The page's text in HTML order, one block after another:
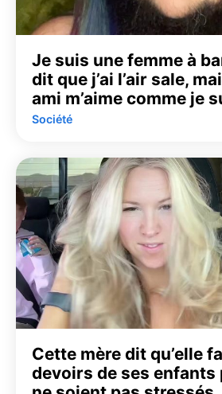
Je suis une femme à
dit que j’ai l’air sale,
ami m’aime comme je
Société
Cette mère dit qu’elle
devoirs de ses enfants